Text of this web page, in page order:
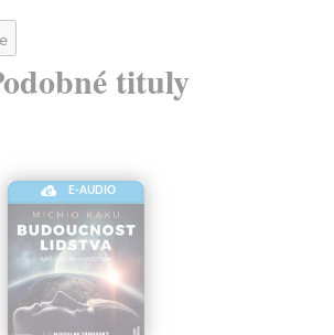
tituly
E-AUDIO